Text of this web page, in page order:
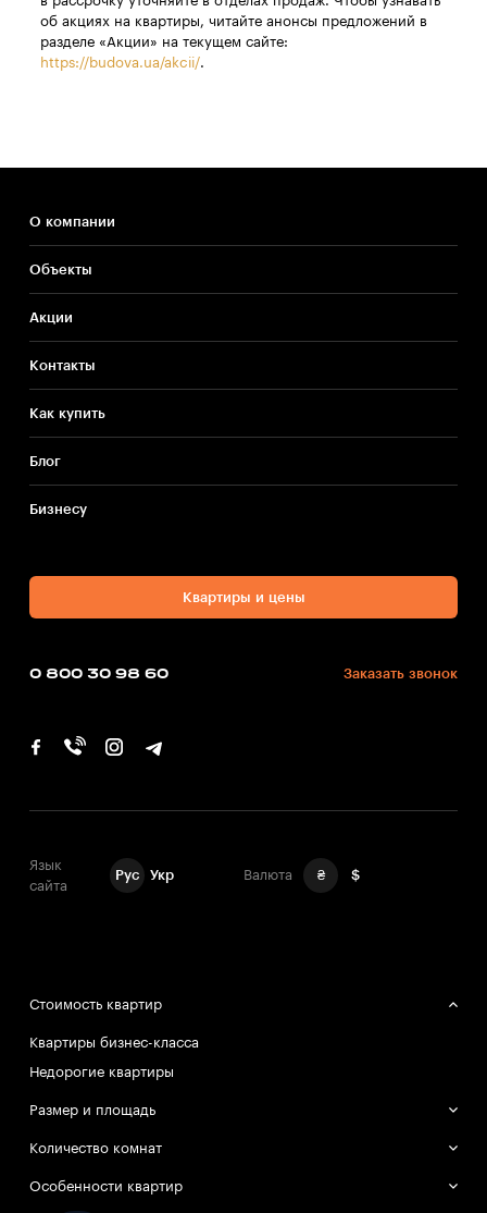
об акциях на квартиры, читайте анонсы предложений в
разделе «Акции» на текущем сайте:
https://budova.ua/akcii/.
О компании
Объекты
Акции
Контакты
Как купить
Блог
Бизнесу
Квартиры и цены
0 800 30 98 60 Заказать звонок
Язык
сайта
Рус Укр Валюта ₴ $
Стоимость квартир
Квартиры бизнес-класса
Недорогие квартиры
Размер и площадь
Большие квартиры
Маленькие квартиры
Количество комнат
Однокомнатные квартиры
Особенности квартир